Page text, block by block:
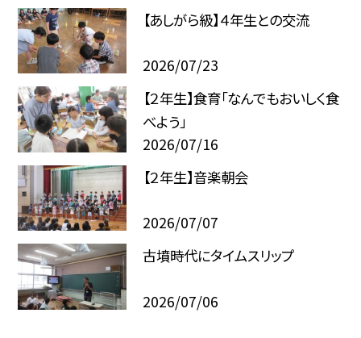
【あしがら級】４年生との交流
2026/07/23
【２年生】食育「なんでもおいしく食
べよう」
2026/07/16
【２年生】音楽朝会
2026/07/07
古墳時代にタイムスリップ
2026/07/06